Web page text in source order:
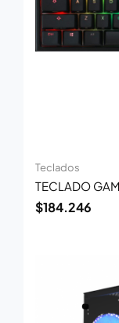
Teclados
TECLADO
$184.246